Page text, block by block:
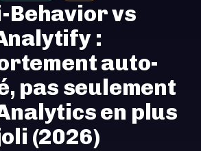
Behavior vs
:
auto-
pas seulement
en plus
(2026)